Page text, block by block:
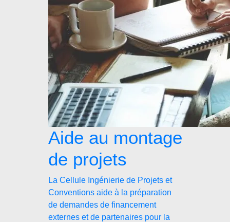
Aide au montage
de projets
La Cellule Ingénierie de Projets et
Conventions aide à la préparation
de demandes de financement
externes et de partenaires pour la